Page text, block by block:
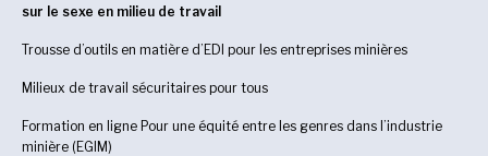
sur le sexe en milieu de travail
Trousse d’outils en matière d’EDI pour les entreprises minières
Milieux de travail sécuritaires pour tous
Formation en ligne Pour une équité entre les genres dans l’industrie
minière (EGIM)